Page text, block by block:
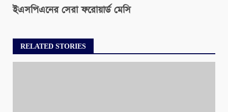
ইএসপিএনের সেরা ফরোয়ার্ড মেসি
RELATED STORIES